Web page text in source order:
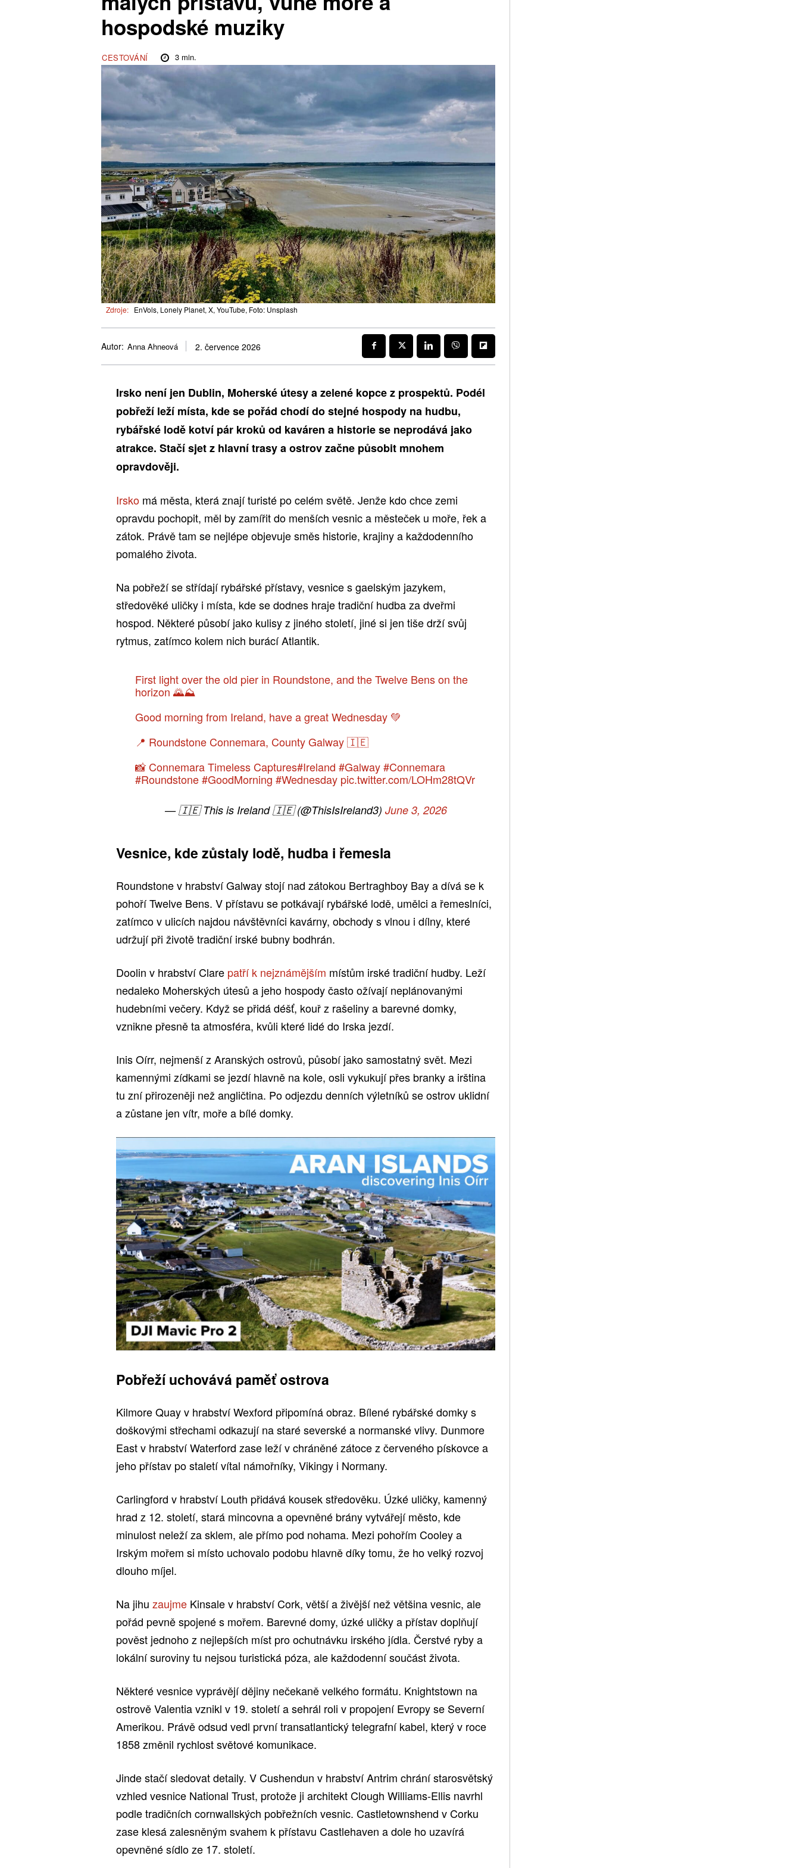
hospodské muziky
CESTOVÁNÍ 3min.
Zdroje: EnVols, Lonely Planet, X, YouTube, Foto: Unsplash
Autor: Anna Ahneová 2. července 2026
Irsko není jen Dublin, Moherské útesy a zelené kopce z prospektů. Podél
pobřeží leží místa, kde se pořád chodí do stejné hospody na hudbu,
rybářské lodě kotví pár kroků od kaváren a historie se neprodává jako
atrakce. Stačí sjet z hlavní trasy a ostrov začne působit mnohem
opravdověji.
Irsko má města, která znají turisté po celém světě. Jenže kdo chce zemi
opravdu pochopit, měl by zamířit do menších vesnic a městeček u moře, řek a
zátok. Právě tam se nejlépe objevuje směs historie, krajiny a každodenního
pomalého života.
Na pobřeží se střídají rybářské přístavy, vesnice s gaelským jazykem,
středověké uličky i místa, kde se dodnes hraje tradiční hudba za dveřmi
hospod. Některé působí jako kulisy z jiného století, jiné si jen tiše drží svůj
rytmus, zatímco kolem nich burácí Atlantik.
First light over the old pier in Roundstone, and the Twelve Bens on the
horizon 🌄⛰️
Good morning from Ireland, have a great Wednesday 💚
📍 Roundstone Connemara, County Galway 🇮🇪
📸 Connemara Timeless Captures#Ireland #Galway#Connemara
#Roundstone#GoodMorning #Wednesday pic.twitter.com/LOHm28tQVr
— 🇮🇪 This is Ireland 🇮🇪 (@ThisIsIreland3) June 3, 2026
Vesnice, kde zůstaly lodě, hudba i řemesla
Roundstone v hrabství Galway stojí nad zátokou Bertraghboy Bay a dívá se k
pohoří Twelve Bens. V přístavu se potkávají rybářské lodě, umělci a řemeslníci,
zatímco v ulicích najdou návštěvníci kavárny, obchody s vlnou i dílny, které
udržují při životě tradiční irské bubny bodhrán.
Doolin v hrabství Clare patří k nejznámějším místům irské tradiční hudby. Leží
nedaleko Moherských útesů a jeho hospody často ožívají neplánovanými
hudebními večery. Když se přidá déšť, kouř z rašeliny a barevné domky,
vznikne přesně ta atmosféra, kvůli které lidé do Irska jezdí.
Inis Oírr, nejmenší z Aranských ostrovů, působí jako samostatný svět. Mezi
kamennými zídkami se jezdí hlavně na kole, osli vykukují přes branky a irština
tu zní přirozeněji než angličtina. Po odjezdu denních výletníků se ostrov uklidní
a zůstane jen vítr, moře a bílé domky.
Pobřeží uchovává paměť ostrova
Kilmore Quay v hrabství Wexford připomíná obraz. Bílené rybářské domky s
doškovými střechami odkazují na staré severské a normanské vlivy. Dunmore
East v hrabství Waterford zase leží v chráněné zátoce z červeného pískovce a
jeho přístav po staletí vítal námořníky, Vikingy i Normany.
Carlingford v hrabství Louth přidává kousek středověku. Úzké uličky, kamenný
hrad z 12. století, stará mincovna a opevněné brány vytvářejí město, kde
minulost neleží za sklem, ale přímo pod nohama. Mezi pohořím Cooley a
Irským mořem si místo uchovalo podobu hlavně díky tomu, že ho velký rozvoj
dlouho míjel.
Na jihu zaujme Kinsale v hrabství Cork, větší a živější než většina vesnic, ale
pořád pevně spojené s mořem. Barevné domy, úzké uličky a přístav doplňují
pověst jednoho z nejlepších míst pro ochutnávku irského jídla. Čerstvé ryby a
lokální suroviny tu nejsou turistická póza, ale každodenní součást života.
Některé vesnice vyprávějí dějiny nečekaně velkého formátu. Knightstown na
ostrově Valentia vznikl v 19. století a sehrál roli v propojení Evropy se Severní
Amerikou. Právě odsud vedl první transatlantický telegrafní kabel, který v roce
1858 změnil rychlost světové komunikace.
Jinde stačí sledovat detaily. V Cushendun v hrabství Antrim chrání starosvětský
vzhled vesnice National Trust, protože ji architekt Clough Williams-Ellis navrhl
podle tradičních cornwallských pobřežních vesnic. Castletownshend v Corku
zase klesá zalesněným svahem k přístavu Castlehaven a dole ho uzavírá
opevněné sídlo ze 17. století.